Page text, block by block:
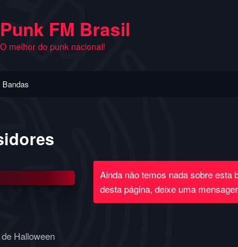
Punk FM Brasil
O melhor do punk nacional!
Bandas
Ainda não temos nada sobre esta
desta página, deixe uma
Halloween